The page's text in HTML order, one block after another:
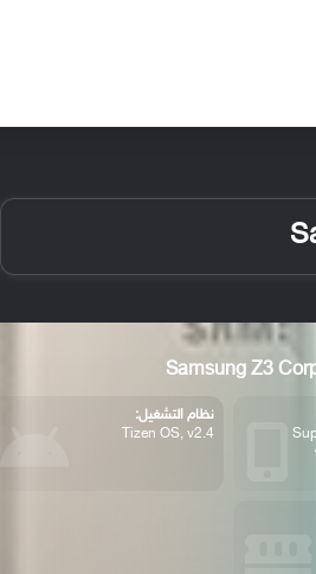
نظام التشغيل:
Tizen OS, v2.4